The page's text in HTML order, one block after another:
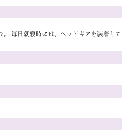
毎日就寝時には、ヘッドギアを装着して